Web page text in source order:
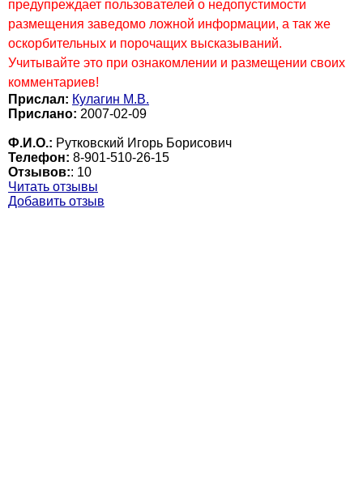
предупреждает пользователей о недопустимости
размещения заведомо ложной информации, а так же
оскорбительных и порочащих высказываний.
Учитывайте это при ознакомлении и размещении своих
комментариев!
Прислал: Кулагин М.В.
Прислано: 2007-02-09
Ф.И.О.: Рутковский Игорь Борисович
Телефон: 8-901-510-26-15
Отзывов:: 10
Читать отзывы
Добавить отзыв